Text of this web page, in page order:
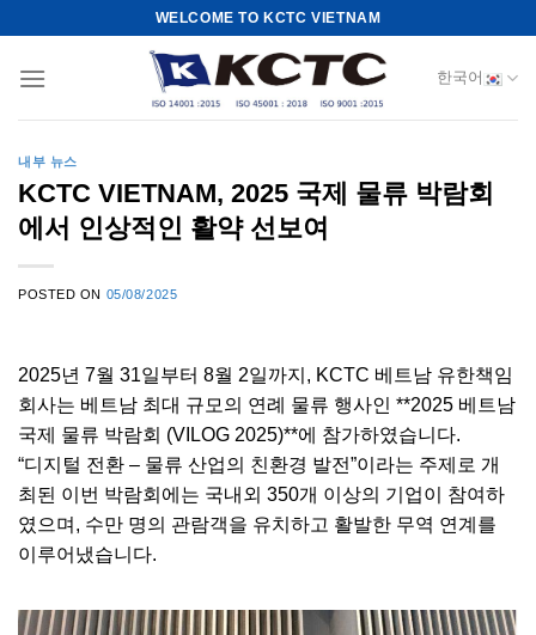
content
WELCOME TO KCTC VIETNAM
한국어
내부 뉴스
KCTC VIETNAM, 2025 국제 물류 박람회
에서 인상적인 활약 선보여
POSTED ON 05/08/2025
2025년 7월 31일부터 8월 2일까지, KCTC 베트남 유한책임
회사는 베트남 최대 규모의 연례 물류 행사인 **2025 베트남
국제 물류 박람회 (VILOG 2025)**에 참가하였습니다.
“디지털 전환 – 물류 산업의 친환경 발전”이라는 주제로 개
최된 이번 박람회에는 국내외 350개 이상의 기업이 참여하
였으며, 수만 명의 관람객을 유치하고 활발한 무역 연계를
이루어냈습니다.